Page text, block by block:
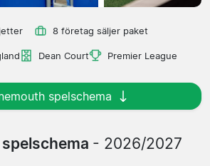
8 företag säljer paket
Dean Court Premier League
spelschema
- 2026/2027